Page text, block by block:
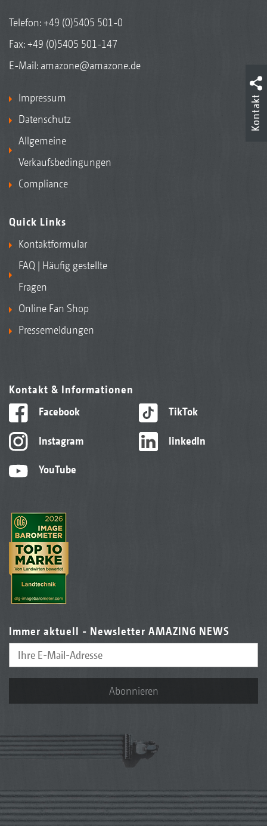
Telefon:+49 (0)5405 501-0
Fax: +49 (0)5405 501-147
E-Mail: amazone@amazone.de
Impressum
Datenschutz
Allgemeine
Verkaufsbedingungen
Compliance
Quick Links
Kontaktformular
FAQ | Häufig gestellte
Fragen
Online Fan Shop
Pressemeldungen
Kontakt & Informationen
Facebook
Instagram
YouTube
TikTok
linkedIn
Immer aktuell - Newsletter AMAZING NEWS
Abonnieren
Kontakt